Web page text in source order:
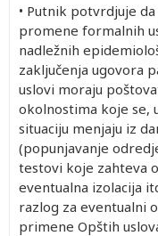
• Putnik potvrdjuje
promene formalnih
nadležnih
zaključenja ugovora
uslovi moraju
okolnostima koje se,
situaciju menjaju iz
(popunjavanje
testovi koje zahteva
eventualna izolacija
razlog za eventualni
primene Opštih